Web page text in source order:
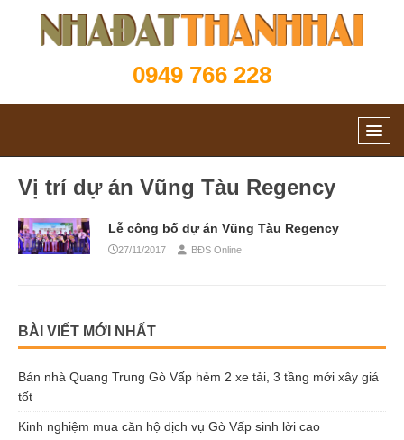
0949 766 228
Vị trí dự án Vũng Tàu Regency
Lễ công bố dự án Vũng Tàu Regency
27/11/2017 BĐS Online
BÀI VIẾT MỚI NHẤT
Bán nhà Quang Trung Gò Vấp hẻm 2 xe tải, 3 tầng mới xây giá
tốt
Kinh nghiệm mua căn hộ dịch vụ Gò Vấp sinh lời cao